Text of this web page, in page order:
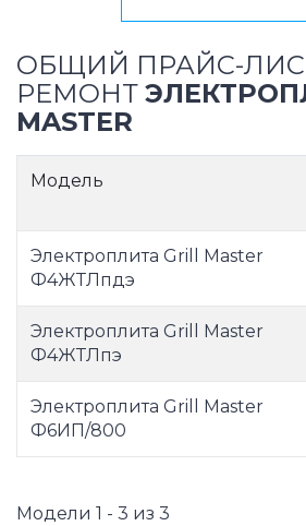
ОБЩИЙ ПРАЙС-
РЕМОНТ
MASTER
Модель
Электроплита Grill Master
Ф4ЖТЛпдэ
Электроплита Grill Master
Ф4ЖТЛпэ
Электроплита Grill Master
Ф6ИП/800
Модели 1 - 3 из 3